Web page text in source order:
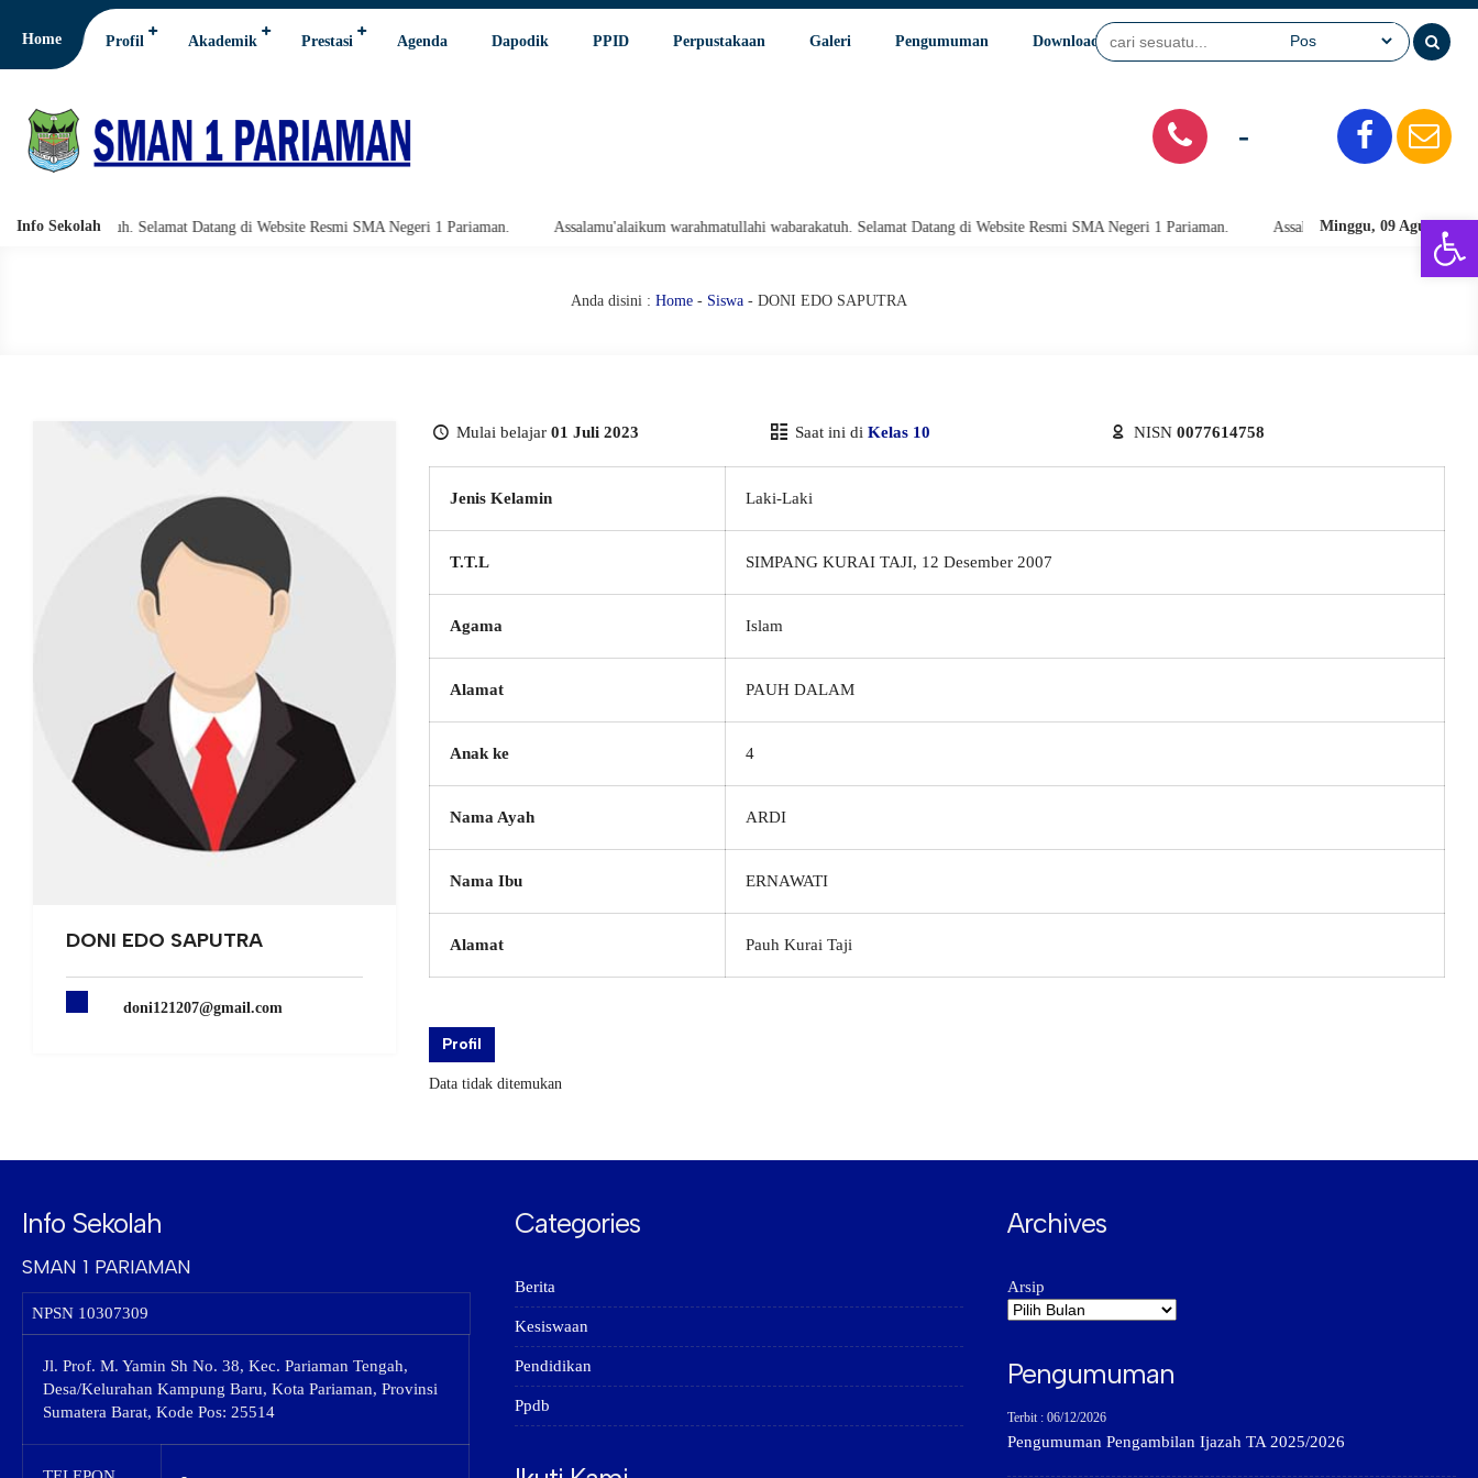
Home Profil Akademik Prestasi Agenda Dapodik PPID Perpustakaan Galeri Pengumuman Download Video
-
Info Sekolah Minggu, 09 Agu 2026
wabarakatuh. Selamat Datang di Website Resmi SMA Negeri 1 Pariaman. Assalamu'alaikum warahmatullahi wabarakatuh. Selamat Datang di Website Resmi SMA Negeri 1 Pariaman. Assalamu'alaikum warahmatullahi
Anda disini : Home - Siswa - DONI EDO SAPUTRA
DONI EDO SAPUTRA
doni121207@gmail.com
Mulai belajar 01 Juli 2023 Saat ini di Kelas 10 NISN 0077614758
Jenis Kelamin Laki-Laki
T.T.L SIMPANG KURAI TAJI, 12 Desember 2007
Agama Islam
Alamat PAUH DALAM
Anak ke 4
Nama Ayah ARDI
Nama Ibu ERNAWATI
Alamat Pauh Kurai Taji
Profil
Data tidak ditemukan
Info Sekolah
SMAN 1 PARIAMAN
NPSN 10307309
Jl. Prof. M. Yamin Sh No. 38, Kec. Pariaman Tengah,
Desa/Kelurahan Kampung Baru, Kota Pariaman, Provinsi
Sumatera Barat, Kode Pos: 25514
Categories
Berita
Kesiswaan
Pendidikan
Ppdb
Archives
Arsip
Pengumuman
Terbit : 06/12/2026
Pengumuman Pengambilan Ijazah TA 2025/2026